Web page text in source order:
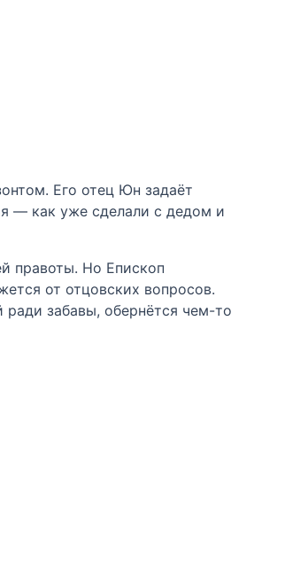
Его отец Юн задаёт
— как уже сделали с дедом и
правоты. Но Епископ
от отцовских вопросов.
забавы, обернётся чем-то